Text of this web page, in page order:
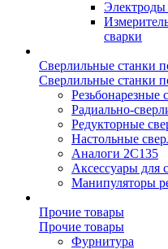
Электроды
сварки
Сверлильные станки
Сверлильные станки
Резьбонарезные
Радиально-
Редукторные
Настольные
Аналоги 2С135
Аксессуары для
Манипуляторы
Прочие товары
Прочие товары
Фурнитура